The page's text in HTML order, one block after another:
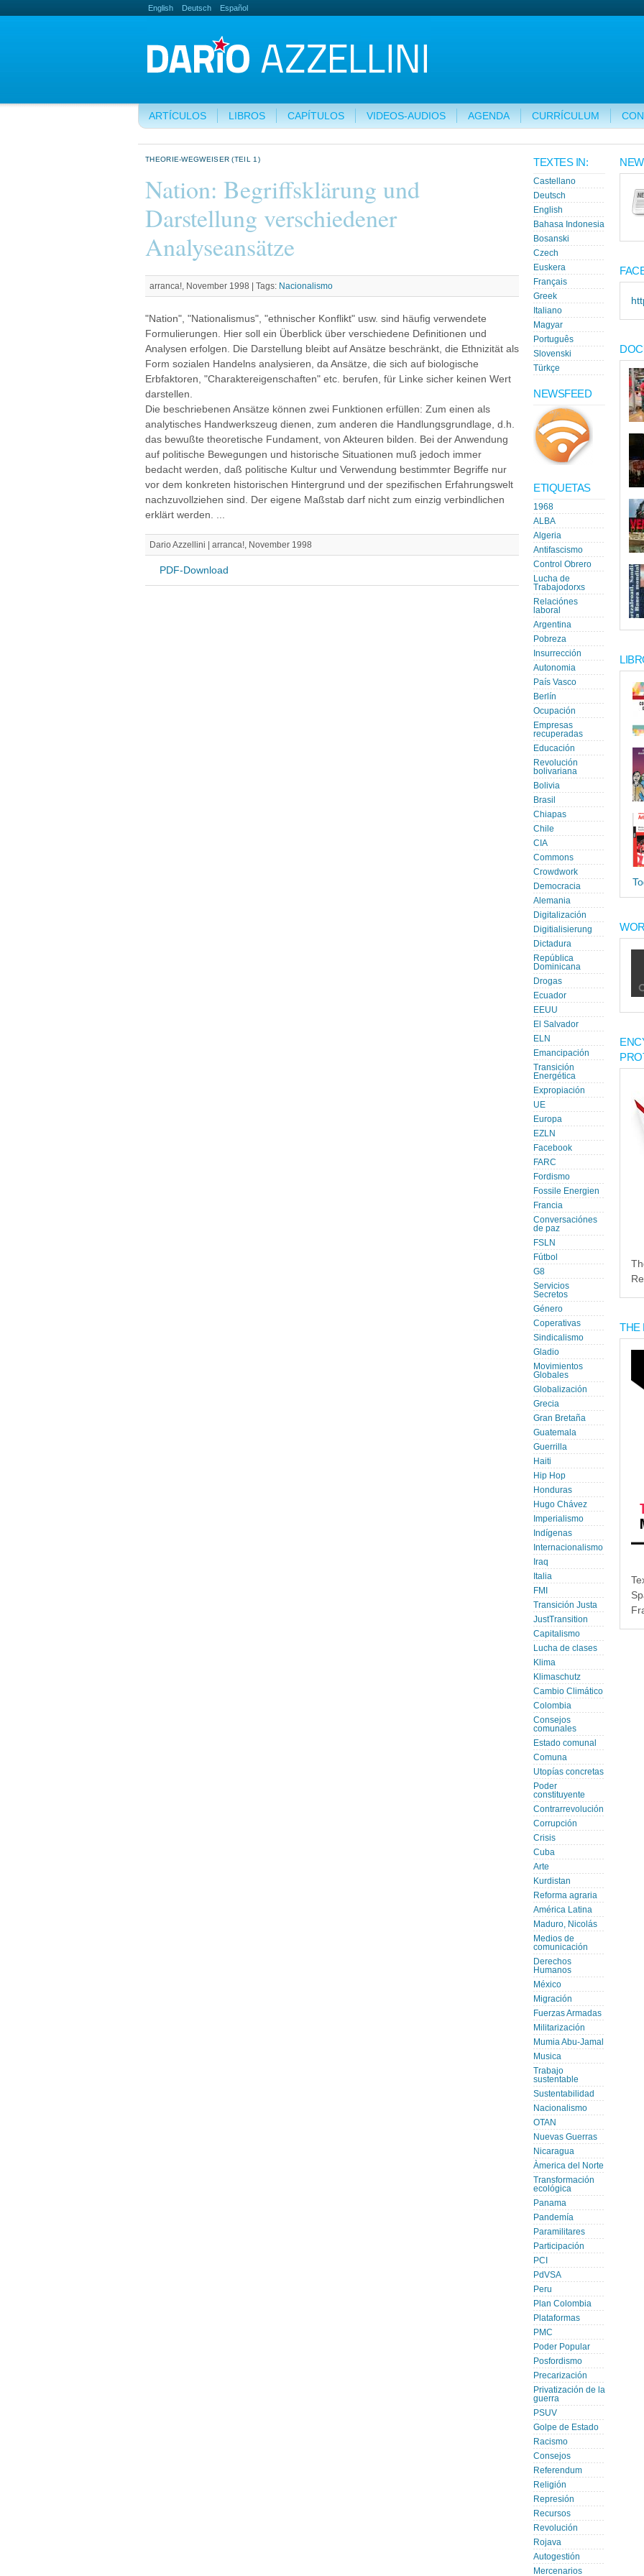
English Deutsch Español
ARTÍCULOS LIBROS CAPÍTULOS VIDEOS-AUDIOS AGENDA CURRÍCULUM
THEORIE-WEGWEISER (TEIL 1)
Nation: Begriffsklärung und
Darstellung verschiedener
Analyseansätze
arranca!, November 1998 | Tags: Nacionalismo
"Nation", "Nationalismus", "ethnischer Konflikt" usw. sind häufig verwendete
Formulierungen. Hier soll ein Überblick über verschiedene Definitionen und
Analysen erfolgen. Die Darstellung bleibt auf Ansätze beschränkt, die Ethnizität als
Form sozialen Handelns analysieren, da Ansätze, die sich auf biologische
Erbfaktoren, "Charaktereigenschaften" etc. berufen, für Linke sicher keinen Wert
darstellen.
Die beschriebenen Ansätze können zwei Funktionen erfüllen: Zum einen als
analytisches Handwerkszeug dienen, zum anderen die Handlungsgrundlage, d.h.
das bewußte theoretische Fundament, von Akteuren bilden. Bei der Anwendung
auf politische Bewegungen und historische Situationen muß jedoch immer
bedacht werden, daß politische Kultur und Verwendung bestimmter Begriffe nur
vor dem konkreten historischen Hintergrund und der spezifischen Erfahrungswelt
nachzuvollziehen sind. Der eigene Maßstab darf nicht zum einzig verbindlichen
erklärt werden. ...
Dario Azzellini | arranca!, November 1998
PDF-Download
TEXTES IN:
Castellano
Deutsch
English
Bahasa Indonesia
Bosanski
Czech
Euskera
Français
Greek
Italiano
Magyar
Português
Slovenski
Türkçe
NEWSFEED
ETIQUETAS
1968
ALBA
Algeria
Antifascismo
Control Obrero
Lucha de
Trabajodorxs
Relaciónes
laboral
Argentina
Pobreza
Insurrección
Autonomia
País Vasco
Berlín
Ocupación
Empresas
recuperadas
Educación
Revolución
bolivariana
Bolivia
Brasil
Chiapas
Chile
CIA
Commons
Crowdwork
Democracia
Alemania
Digitalización
Digitialisierung
Dictadura
República
Dominicana
Drogas
Ecuador
EEUU
El Salvador
ELN
Emancipación
Transición
Energética
Expropiación
UE
Europa
EZLN
Facebook
FARC
Fordismo
Fossile Energien
Francia
Conversaciónes
de paz
FSLN
Fútbol
G8
Servicios
Secretos
Género
Coperativas
Sindicalismo
Gladio
Movimientos
Globales
Globalización
Grecia
Gran Bretaña
Guatemala
Guerrilla
Haiti
Hip Hop
Honduras
Hugo Chávez
Imperialismo
Indígenas
Internacionalismo
Iraq
Italia
FMI
Transición Justa
JustTransition
Capitalismo
Lucha de clases
Klima
Klimaschutz
Cambio Climático
Colombia
Consejos
comunales
Estado comunal
Comuna
Utopías concretas
Poder
constituyente
Contrarrevolución
Corrupción
Crisis
Cuba
Arte
Kurdistan
Reforma agraria
América Latina
Maduro, Nicolás
Medios de
comunicación
Derechos
Humanos
México
Migración
Fuerzas Armadas
Militarización
Mumia Abu-Jamal
Musica
Trabajo
sustentable
Sustentabilidad
Nacionalismo
OTAN
Nuevas Guerras
Nicaragua
Àmerica del Norte
Transformación
ecológica
Panama
Pandemía
Paramilitares
Participación
PCI
PdVSA
Peru
Plan Colombia
Plataformas
PMC
Poder Popular
Posfordismo
Precarización
Privatización de la
guerra
PSUV
Golpe de Estado
Racismo
Consejos
Referendum
Religión
Represión
Recursos
Revolución
Rojava
Autogestión
Mercenarios
THE